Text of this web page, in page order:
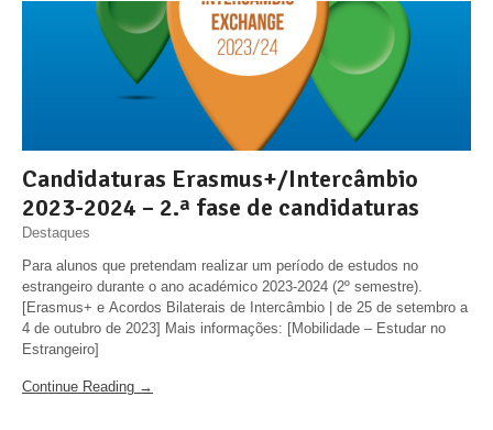
Candidaturas Erasmus+/Intercâmbio
2023-2024 – 2.ª fase de candidaturas
Destaques
Para alunos que pretendam realizar um período de estudos no
estrangeiro durante o ano académico 2023-2024 (2º semestre).
[Erasmus+ e Acordos Bilaterais de Intercâmbio | de 25 de setembro a
4 de outubro de 2023] Mais informações: [Mobilidade – Estudar no
Estrangeiro]
Continue Reading →